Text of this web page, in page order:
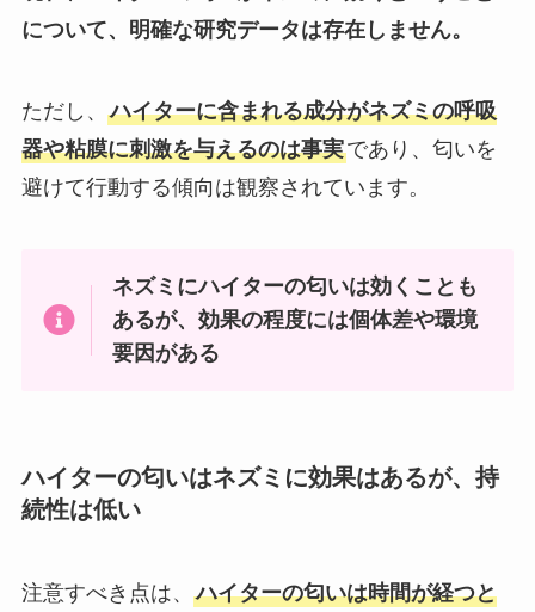
について、明確な研究データは存在しません。
ただし、 ハイターに含まれる成分がネズミの呼吸
器や粘膜に刺激を与えるのは事実であり、匂いを
避けて行動する傾向は観察されています。
ネズミにハイターの匂いは効くことも
あるが、効果の程度には個体差や環境
要因がある
ハイターの匂いはネズミに効果はあるが、持
続性は低い
注意すべき点は、 ハイターの匂いは時間が経つと